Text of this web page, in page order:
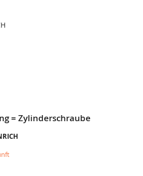
= Zylinderschraube